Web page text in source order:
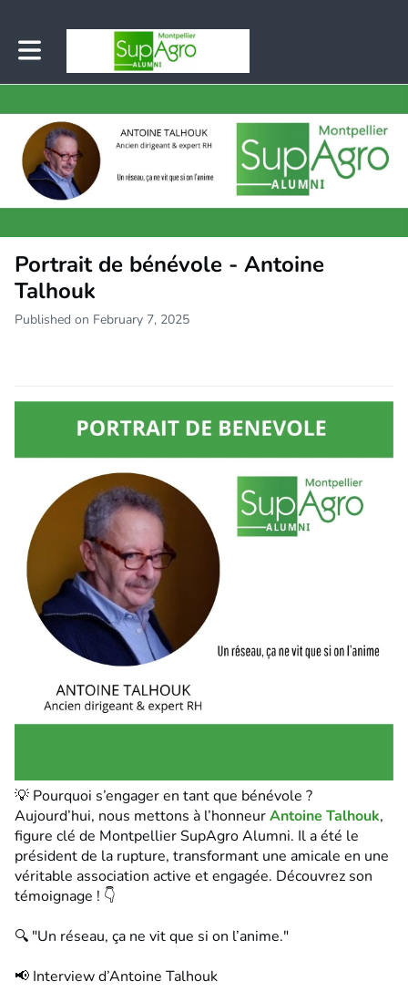
Toggle main navigation
Portrait de bénévole - Antoine
Talhouk
Published on February 7, 2025
💡 Pourquoi s’engager en tant que bénévole ?
Aujourd’hui, nous mettons à l’honneurAntoine Talhouk,
figure clé de Montpellier SupAgro Alumni. Il a été le
président de la rupture, transformant une amicale en une
véritable association active et engagée. Découvrez son
témoignage ! 👇
🔍 "Un réseau, ça ne vit que si on l’anime."
📢 Interview d’Antoine Talhouk